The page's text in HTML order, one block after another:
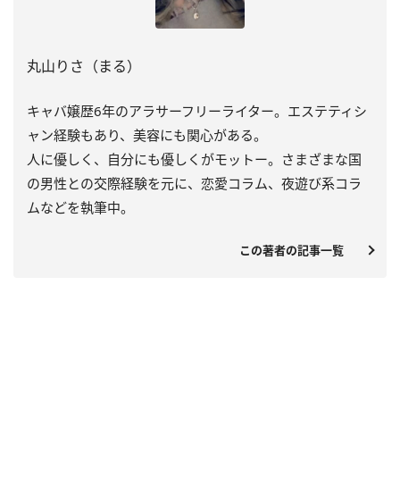
丸山りさ（まる）
キャバ嬢歴6年のアラサーフリーライター。エステティシ
ャン経験もあり、美容にも関心がある。
人に優しく、自分にも優しくがモットー。さまざまな国
の男性との交際経験を元に、恋愛コラム、夜遊び系コラ
ムなどを執筆中。
この著者の記事一覧